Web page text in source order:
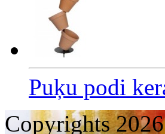
Puķu podi
Copyrights